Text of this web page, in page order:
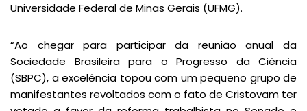
Universidade Federal de Minas Gerais (UFMG).
“Ao chegar para participar da reunião anual da
Sociedade Brasileira para o Progresso da Ciência
(SBPC), a excelência topou com um pequeno grupo de
manifestantes revoltados com o fato de Cristovam ter